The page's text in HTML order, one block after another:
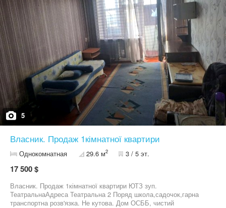
5
Власник. Продаж 1кімнатної квартири
Однокомнатная 29.6 м2 3 / 5 эт.
17 500 $
Власник. Продаж 1кімнатної квартири ЮТЗ зуп.
ТеатральнаАдреса Театральна 2 Поряд школа,садочок,гарна
транспортна розв'язка. Не кутова. Дом ОСББ, чистий